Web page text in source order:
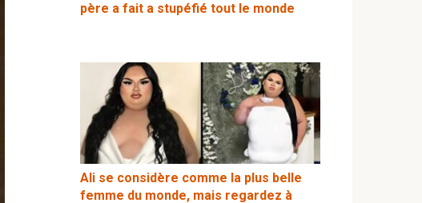
père a fait a stupéfié tout le monde
Ali se considère comme la plus belle
femme du monde, mais regardez à